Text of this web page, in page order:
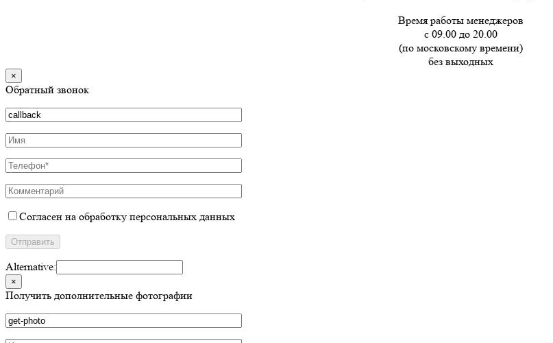
Время работы менеджеров
с 09.00 до 20.00
(по московскому времени)
без выходных
×
Обратный звонок
Согласен на обработку персональных данных
Alternative:
×
Получить дополнительные фотографии